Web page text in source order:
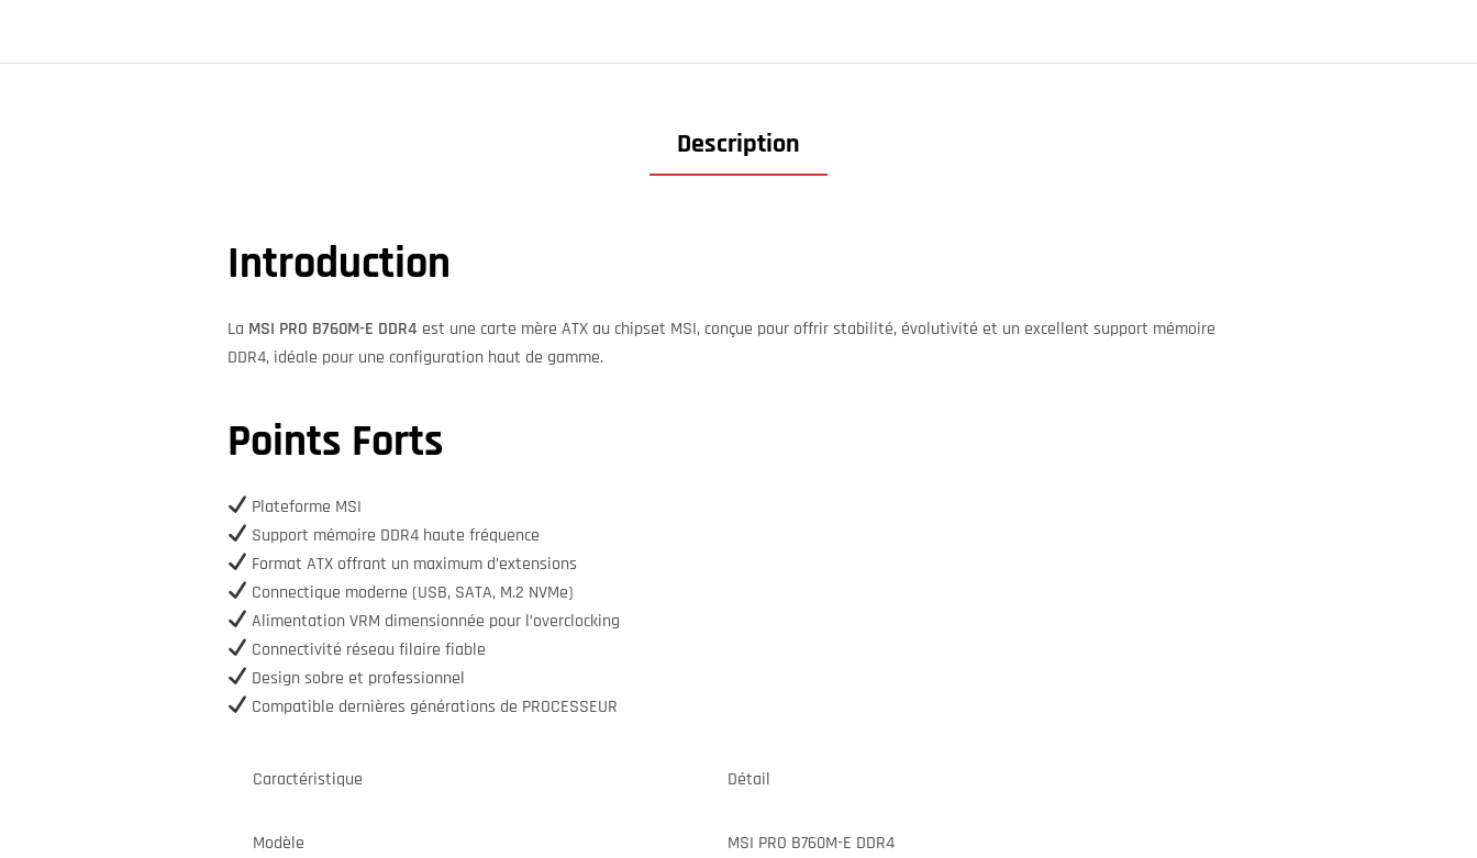
Description
Introduction
La MSI PRO B760M-E DDR4 est une carte mère ATX au chipset MSI, conçue pour offrir stabilité, évolutivité et un excellent support mémoire
DDR4, idéale pour une configuration haut de gamme.
Points Forts
Plateforme MSI
Support mémoire DDR4 haute fréquence
Format ATX offrant un maximum d’extensions
Connectique moderne (USB, SATA, M.2 NVMe)
Alimentation VRM dimensionnée pour l’overclocking
Connectivité réseau filaire fiable
Design sobre et professionnel
Compatible dernières générations de PROCESSEUR
Caractéristique Détail
Modèle MSI PRO B760M-E DDR4